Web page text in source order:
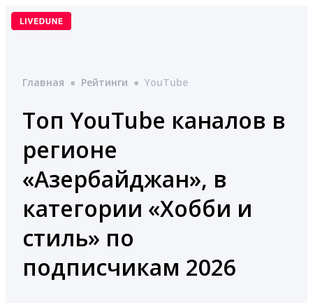
Перейти
Главная ● Рейтинги ● YouTube
Топ YouTube каналов в
регионе
«Азербайджан», в
категории «Хобби и
стиль» по
подписчикам 2026